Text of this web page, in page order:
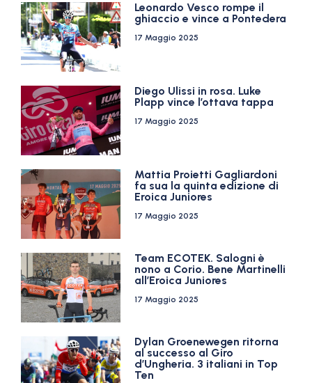
Leonardo Vesco rompe il
ghiaccio e vince a Pontedera
17 Maggio 2025
Diego Ulissi in rosa. Luke
Plapp vince l’ottava tappa
17 Maggio 2025
Mattia Proietti Gagliardoni
fa sua la quinta edizione di
Eroica Juniores
17 Maggio 2025
Team ECOTEK. Salogni è
nono a Corio. Bene Martinelli
all’Eroica Juniores
17 Maggio 2025
Dylan Groenewegen ritorna
al successo al Giro
d’Ungheria. 3 italiani in Top
Ten